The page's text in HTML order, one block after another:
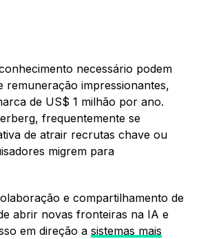
necessário podem
remuneração impressionantes,
de US$ 1 milhão por ano.
frequentemente se
de atrair recrutas chave ou
migrem para
e compartilhamento de
abrir novas fronteiras na IA e
em direção a sistemas mais